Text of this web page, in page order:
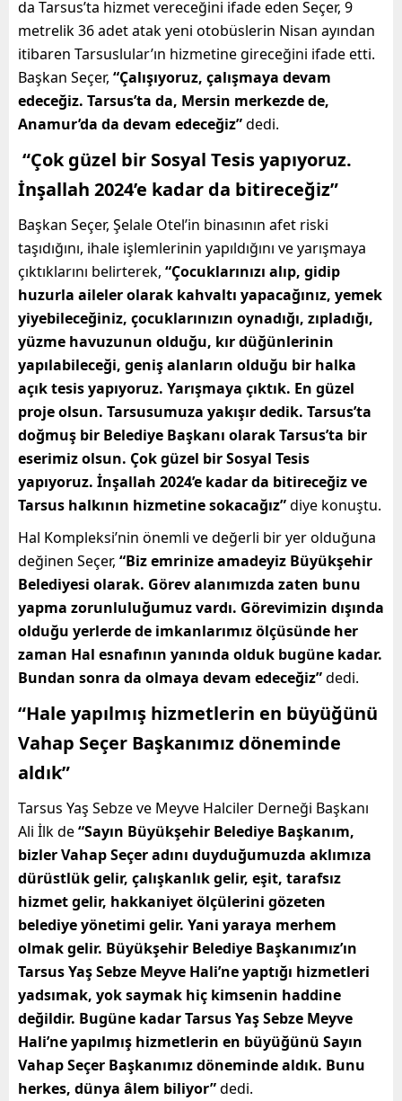
da Tarsus’ta hizmet vereceğini ifade eden Seçer, 9
metrelik 36 adet atak yeni otobüslerin Nisan ayından
itibaren Tarsuslular’ın hizmetine gireceğini ifade etti.
Başkan Seçer, “Çalışıyoruz, çalışmaya devam
edeceğiz. Tarsus’ta da, Mersin merkezde de,
Anamur’da da devam edeceğiz”dedi.
“Çok güzel bir Sosyal Tesis yapıyoruz.
İnşallah 2024’e kadar da bitireceğiz”
Başkan Seçer, Şelale Otel’in binasının afet riski
taşıdığını, ihale işlemlerinin yapıldığını ve yarışmaya
çıktıklarını belirterek, “Çocuklarınızı alıp, gidip
huzurla aileler olarak kahvaltı yapacağınız, yemek
yiyebileceğiniz, çocuklarınızın oynadığı, zıpladığı,
yüzme havuzunun olduğu, kır düğünlerinin
yapılabileceği, geniş alanların olduğu bir halka
açık tesis yapıyoruz. Yarışmaya çıktık. En güzel
proje olsun. Tarsusumuza yakışır dedik. Tarsus’ta
doğmuş bir Belediye Başkanı olarak Tarsus’ta bir
eserimiz olsun. Çok güzel bir Sosyal Tesis
yapıyoruz. İnşallah 2024’e kadar da bitireceğiz ve
Tarsus halkının hizmetine sokacağız”diye konuştu.
Hal Kompleksi’nin önemli ve değerli bir yer olduğuna
değinen Seçer, “Biz emrinize amadeyiz Büyükşehir
Belediyesi olarak. Görev alanımızda zaten bunu
yapma zorunluluğumuz vardı. Görevimizin dışında
olduğu yerlerde de imkanlarımız ölçüsünde her
zaman Hal esnafının yanında olduk bugüne kadar.
Bundan sonra da olmaya devam edeceğiz”dedi.
“Hale yapılmış hizmetlerin en büyüğünü
Vahap Seçer Başkanımız döneminde
aldık”
Tarsus Yaş Sebze ve Meyve Halciler Derneği Başkanı
Ali İlk de“Sayın Büyükşehir Belediye Başkanım,
bizler Vahap Seçer adını duyduğumuzda aklımıza
dürüstlük gelir, çalışkanlık gelir, eşit, tarafsız
hizmet gelir, hakkaniyet ölçülerini gözeten
belediye yönetimi gelir. Yani yaraya merhem
olmak gelir. Büyükşehir Belediye Başkanımız’ın
Tarsus Yaş Sebze Meyve Hali’ne yaptığı hizmetleri
yadsımak, yok saymak hiç kimsenin haddine
değildir. Bugüne kadar Tarsus Yaş Sebze Meyve
Hali’ne yapılmış hizmetlerin en büyüğünü Sayın
Vahap Seçer Başkanımız döneminde aldık. Bunu
herkes, dünya âlem biliyor”dedi.